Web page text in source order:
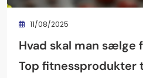
11/08/2025
Hvad skal man sælge
Top fitnessprodukter